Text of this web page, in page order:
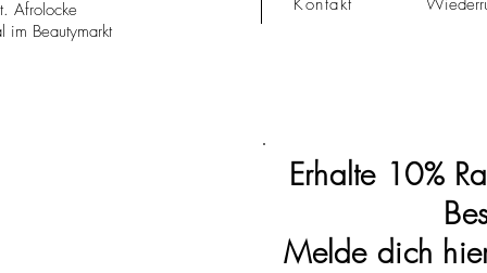
Afrolocke
im Beautymarkt
Erhalte 10%
Melde dich